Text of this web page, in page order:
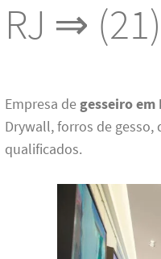
RJ ⇒
Empresa de gesseiro em
Drywall, forros de
qualificados.